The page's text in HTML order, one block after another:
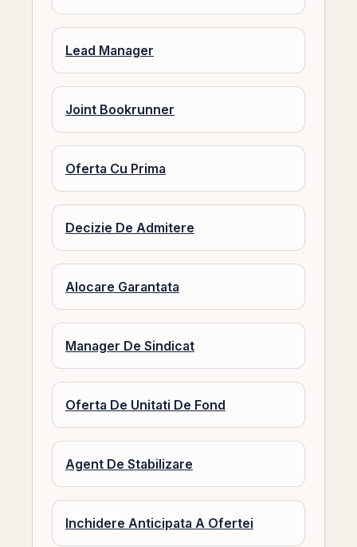
Lead Manager
Joint Bookrunner
Oferta Cu Prima
Decizie De Admitere
Alocare Garantata
Manager De Sindicat
Oferta De Unitati De Fond
Agent De Stabilizare
Inchidere Anticipata A Ofertei